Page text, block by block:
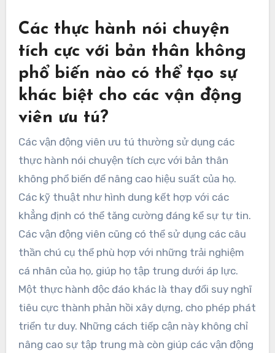
Các thực hành nói chuyện
tích cực với bản thân không
phổ biến nào có thể tạo sự
khác biệt cho các vận động
viên ưu tú?
Các vận động viên ưu tú thường sử dụng các
thực hành nói chuyện tích cực với bản thân
không phổ biến để nâng cao hiệu suất của họ.
Các kỹ thuật như hình dung kết hợp với các
khẳng định có thể tăng cường đáng kể sự tự tin.
Các vận động viên cũng có thể sử dụng các câu
thần chú cụ thể phù hợp với những trải nghiệm
cá nhân của họ, giúp họ tập trung dưới áp lực.
Một thực hành độc đáo khác là thay đổi suy nghĩ
tiêu cực thành phản hồi xây dựng, cho phép phát
triển tư duy. Những cách tiếp cận này không chỉ
nâng cao sự tập trung mà còn giúp các vận động